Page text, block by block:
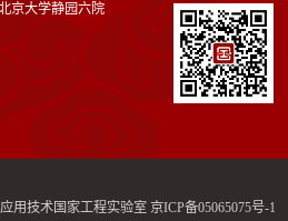
京大学静园六院
用技术国家工程实验室 京ICP备05065075号-1